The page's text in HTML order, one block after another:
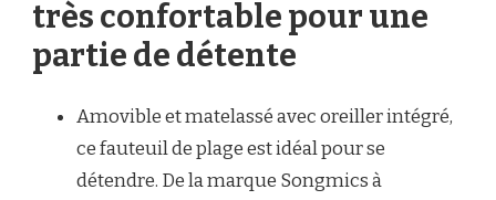
très confortable pour une
partie de détente
Amovible et matelassé avec oreiller intégré,
ce fauteuil de plage est idéal pour se
détendre. De la marque Songmics à